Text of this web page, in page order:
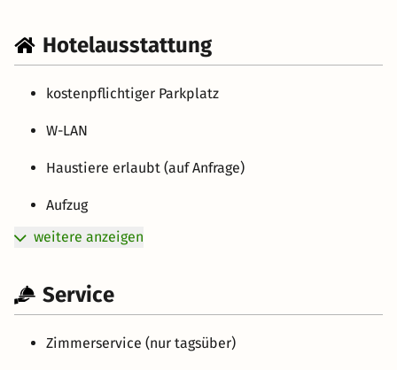
Hotelausstattung
kostenpflichtiger Parkplatz
W-LAN
Haustiere erlaubt (auf Anfrage)
Aufzug
weitere anzeigen
Service
Zimmerservice (nur tagsüber)